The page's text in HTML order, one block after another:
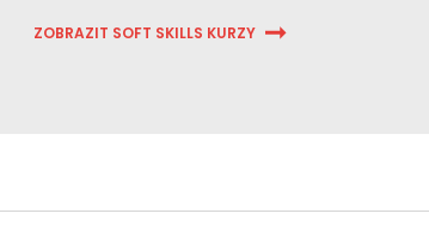
ZOBRAZIT SOFT SKILLS KURZY